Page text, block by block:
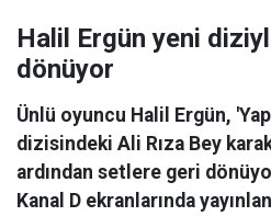
Halil Ergün yeni
dönüyor
Ünlü oyuncu Halil Ergün,
dizisindeki Ali Rıza Bey
ardından setlere geri
Kanal D ekranlarında